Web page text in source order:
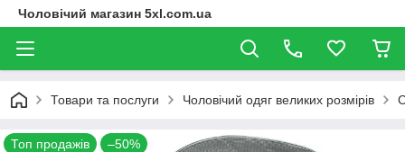
Чоловічий магазин 5xl.com.ua
Товари та послуги Чоловічий одяг великих розмірів
Топ продажів –50%